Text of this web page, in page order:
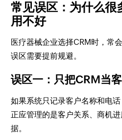
常见误区：为什么很
用不好
医疗器械企业选择CRM时，常
误区需要提前规避。
误区一：只把CRM当
如果系统只记录客户名称和电
正应管理的是客户关系、商机
据。